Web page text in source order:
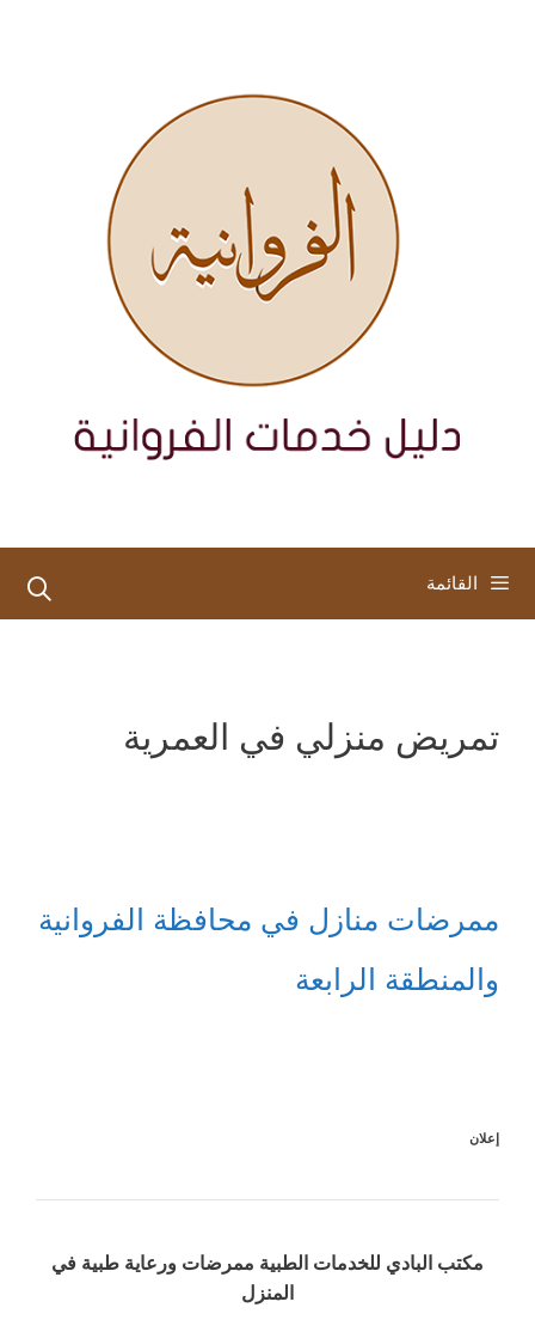
القائمة
تمريض منزلي في العمرية
ممرضات منازل في محافظة الفروانية
والمنطقة الرابعة
إعلان
مكتب البادي للخدمات الطبية ممرضات ورعاية طبية في
المنزل